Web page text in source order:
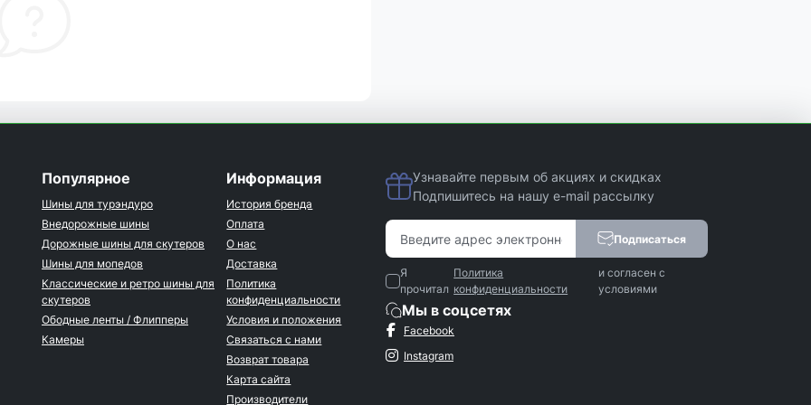
Популярное
Шины для турэндуро
Внедорожные шины
Дорожные шины для скутеров
Шины для мопедов
Классические и ретро шины для
скутеров
Ободные ленты / Флипперы
Камеры
Информация
История бренда
Оплата
О нас
Доставка
Политика
конфиденциальности
Условия и положения
Связаться с нами
Возврат товара
Карта сайта
Производители
Мы в соцсетях
Facebook
Instagram
Узнавайте первым об акциях и скидках
Подпишитесь на нашу e-mail рассылку
Подписаться
Я
прочитал
Политика
конфиденциальности
и согласен с
условиями